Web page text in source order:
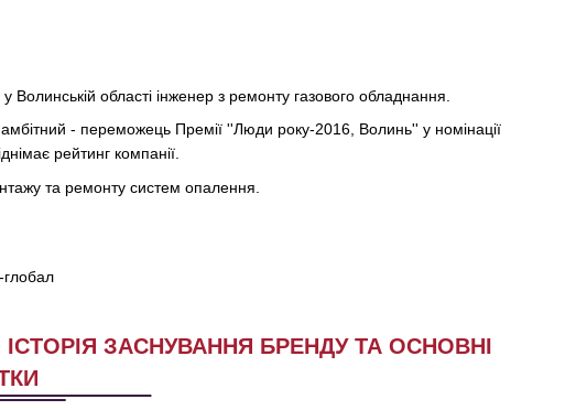
області інженер з ремонту газового обладнання.
- переможець Премії ''Люди року-2016, Волинь'' у номінації
рейтинг компанії.
та ремонту систем опалення.
ЗАСНУВАННЯ БРЕНДУ ТА ОСНОВНІ